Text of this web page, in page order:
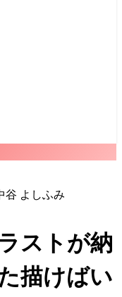
谷 よしふみ
ストが納
描けばい